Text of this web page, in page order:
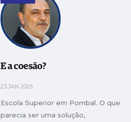
E a coesão?
23 JAN 2025
Escola Superior em Pombal. O que
parecia ser uma solução,